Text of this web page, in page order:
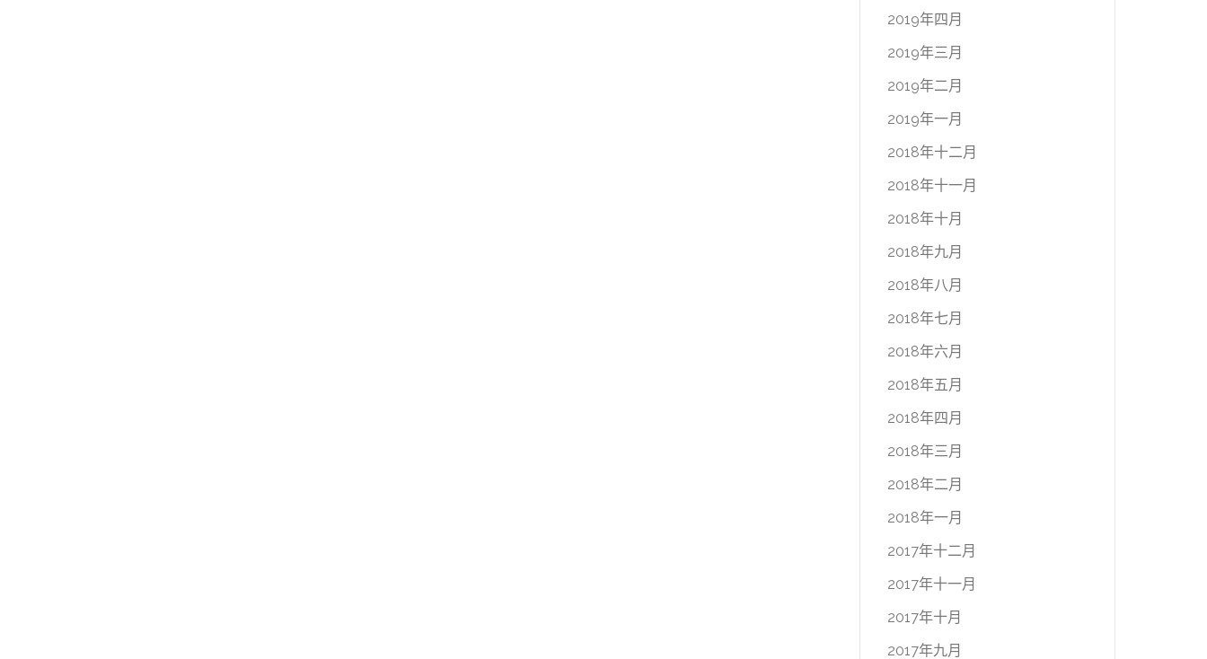
2019年四月
2019年三月
2019年二月
2019年一月
2018年十二月
2018年十一月
2018年十月
2018年九月
2018年八月
2018年七月
2018年六月
2018年五月
2018年四月
2018年三月
2018年二月
2018年一月
2017年十二月
2017年十一月
2017年十月
2017年九月